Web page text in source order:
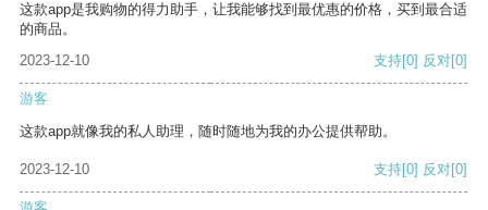
这款app是我购物的得力助手，让我能够找到最优惠的价格，买到最合适
的商品。
2023-12-10
支持[0] 反对[0]
游客
这款app就像我的私人助理，随时随地为我的办公提供帮助。
2023-12-10 支持[0] 反对[0]